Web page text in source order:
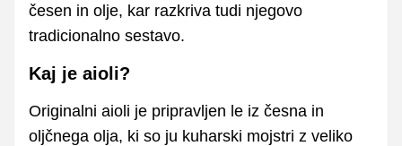
česen in olje, kar razkriva tudi njegovo
tradicionalno sestavo.
Kaj je aioli?
Originalni aioli je pripravljen le iz česna in
oljčnega olja, ki so ju kuharski mojstri z veliko